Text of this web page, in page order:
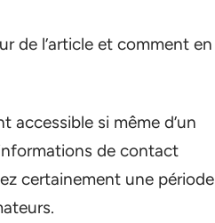
de l’article et comment en
accessible si même d’un
de contact
certainement une période